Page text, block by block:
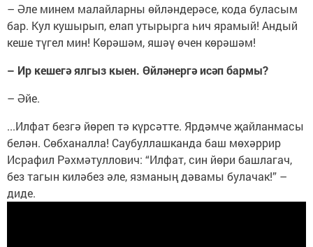
– Әле минем малайларны өйләндерәсе, кода буласым
бар. Кул кушырып, елап утырырга һич ярамый! Андый
кеше түгел мин! Көрәшәм, яшәү өчен көрәшәм!
– Ир кешегә ялгыз кыен. Өйләнергә исәп бармы?
– Әйе.
...Илфат безгә йөреп тә күрсәтте. Ярдәмче җайланмасы
белән. Сөбханалла! Саубуллашканда баш мөхәррир
Исрафил Рәхмәтуллович: “Илфат, син йөри башлагач,
без тагын киләбез әле, язманың дәвамы булачак!” –
диде.